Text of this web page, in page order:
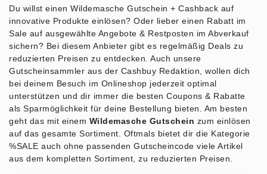
Du willst einen Wildemasche Gutschein + Cashback auf
innovative Produkte einlösen? Oder lieber einen Rabatt im
Sale auf ausgewählte Angebote & Restposten im Abverkauf
sichern? Bei diesem Anbieter gibt es regelmäßig Deals zu
reduzierten Preisen zu entdecken. Auch unsere
Gutscheinsammler aus der Cashbuy Redaktion, wollen dich
bei deinem Besuch im Onlineshop jederzeit optimal
unterstützen und dir immer die besten Coupons & Rabatte
als Sparmöglichkeit für deine Bestellung bieten. Am besten
geht das mit einem Wildemasche Gutschein zum einlösen
auf das gesamte Sortiment. Oftmals bietet dir die Kategorie
%SALE auch ohne passenden Gutscheincode viele Artikel
aus dem kompletten Sortiment, zu reduzierten Preisen.